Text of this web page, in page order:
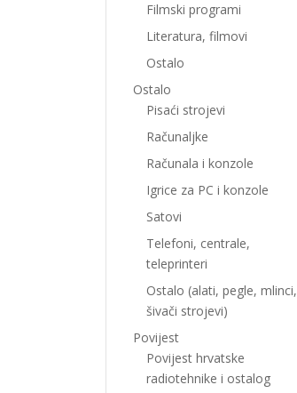
Filmski programi
Literatura, filmovi
Ostalo
Ostalo
Pisaći strojevi
Računaljke
Računala i konzole
Igrice za PC i konzole
Satovi
Telefoni, centrale,
teleprinteri
Ostalo (alati, pegle, mlinci,
šivači strojevi)
Povijest
Povijest hrvatske
radiotehnike i ostalog